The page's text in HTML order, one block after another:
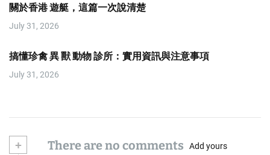
關於香港 遊艇，這篇一次說清楚
July 31, 2026
搞懂珍禽 異 獸 動物 診所：實用資訊與注意事項
July 31, 2026
+ There are no comments Add yours